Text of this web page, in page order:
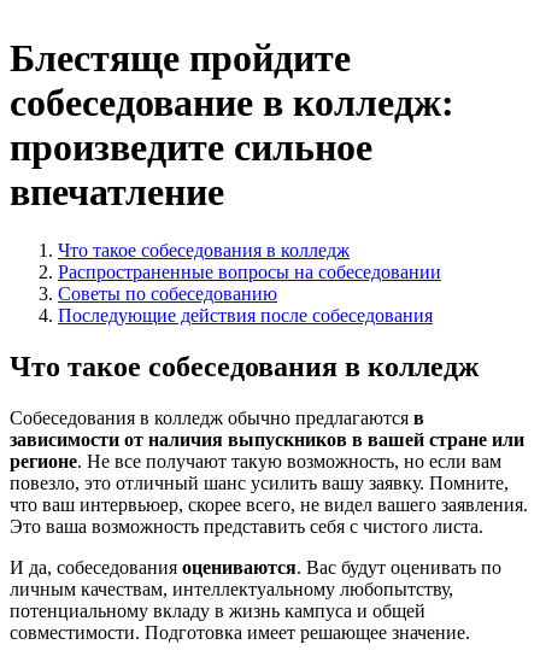
Блестяще пройдите
собеседование в колледж:
произведите сильное
впечатление
Что такое собеседования в колледж
Распространенные вопросы на собеседовании
Советы по собеседованию
Последующие действия после собеседования
Что такое собеседования в колледж
Собеседования в колледж обычно предлагаются в
зависимости от наличия выпускников в вашей стране или
регионе. Не все получают такую возможность, но если вам
повезло, это отличный шанс усилить вашу заявку. Помните,
что ваш интервьюер, скорее всего, не видел вашего заявления.
Это ваша возможность представить себя с чистого листа.
И да, собеседования оцениваются. Вас будут оценивать по
личным качествам, интеллектуальному любопытству,
потенциальному вкладу в жизнь кампуса и общей
совместимости. Подготовка имеет решающее значение.